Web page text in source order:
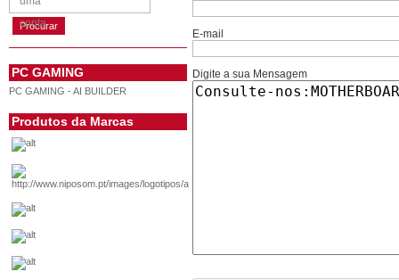
conta
PC GAMING
PC GAMING - AI BUILDER
Produtos da Marcas
E-mail
Digite a sua Mensagem